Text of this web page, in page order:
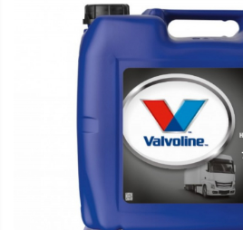
Lichide Suspensie Motociclete
Lichide Întreținere
Lichide Întreținere Autoturisme
Lichide Întreținere Camioane
Lichide Întreținere Motociclete
Lichide Întreținere Utilaje